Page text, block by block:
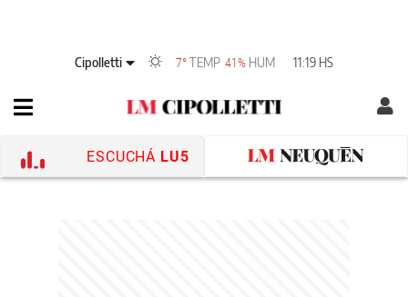
Cipolletti 7°TEMP 41% HUM 11:19 HS
ESCUCHÁ LU5